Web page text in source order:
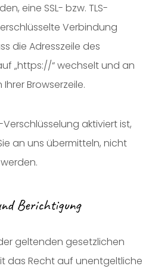
eine SSL- bzw. TLS-
Verbindung
die Adresszeile des
„https://“ wechselt und an
Browserzeile.
Verschlüsselung aktiviert ist,
an uns übermitteln, nicht
Berichtigung
geltenden gesetzlichen
das Recht auf unentgeltliche